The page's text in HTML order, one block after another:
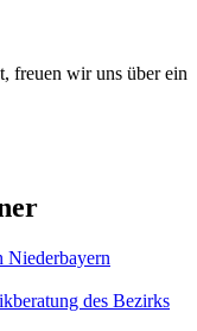
freuen wir uns über ein
Niederbayern
des Bezirks